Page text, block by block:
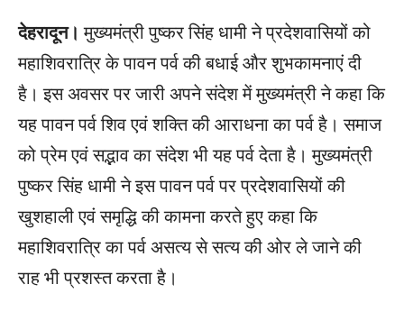
देहरादून। मुख्यमंत्री पुष्कर सिंह धामी ने प्रदेशवासियों को
महाशिवरात्रि के पावन पर्व की बधाई और शुभकामनाएं दी
है। इस अवसर पर जारी अपने संदेश में मुख्यमंत्री ने कहा कि
यह पावन पर्व शिव एवं शक्ति की आराधना का पर्व है। समाज
को प्रेम एवं सद्भाव का संदेश भी यह पर्व देता है। मुख्यमंत्री
पुष्कर सिंह धामी ने इस पावन पर्व पर प्रदेशवासियों की
खुशहाली एवं समृद्धि की कामना करते हुए कहा कि
महाशिवरात्रि का पर्व असत्य से सत्य की ओर ले जाने की
राह भी प्रशस्त करता है।